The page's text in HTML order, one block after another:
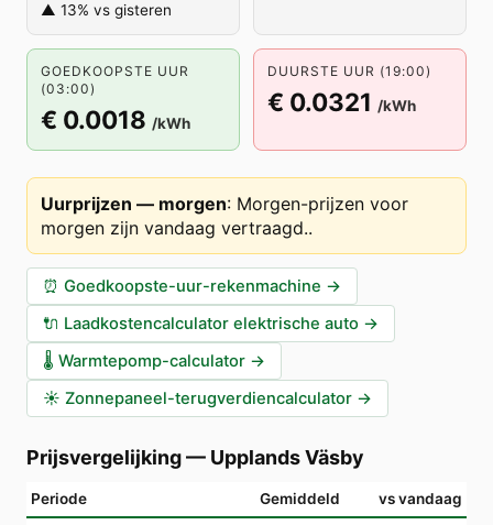
▲ 13% vs gisteren
GOEDKOOPSTE UUR
(03:00)
€ 0.0018 /kWh
DUURSTE UUR (19:00)
€ 0.0321 /kWh
Uurprijzen — morgen: Morgen-prijzen voor
morgen zijn vandaag vertraagd..
⏰ Goedkoopste-uur-rekenmachine →
🔌 Laadkostencalculator elektrische auto →
🌡️ Warmtepomp-calculator →
☀️ Zonnepaneel-terugverdiencalculator →
Prijsvergelijking— Upplands Väsby
Periode Gemiddeld vs vandaag